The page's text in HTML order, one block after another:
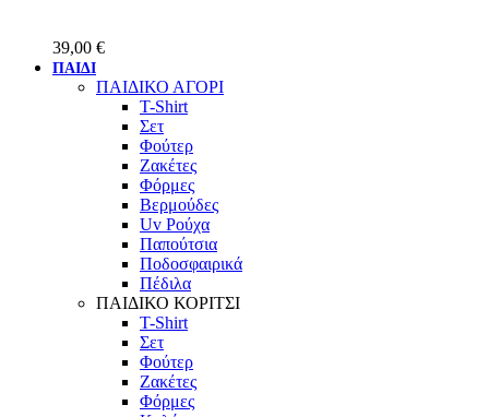
39,00 €
ΠΑΙΔΙ
ΠΑΙΔΙΚΟ ΑΓΟΡΙ
T-Shirt
Σετ
Φούτερ
Ζακέτες
Φόρμες
Βερμούδες
Uv Ρούχα
Παπούτσια
Ποδοσφαιρικά
Πέδιλα
ΠΑΙΔΙΚΟ ΚΟΡΙΤΣΙ
T-Shirt
Σετ
Φούτερ
Ζακέτες
Φόρμες